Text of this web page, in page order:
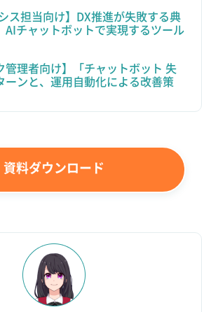
ス担当向け】DX推進が失敗する典
AIチャットボットで実現するツール
管理者向け】「チャットボット 失
ーンと、運用自動化による改善策
資料ダウンロード